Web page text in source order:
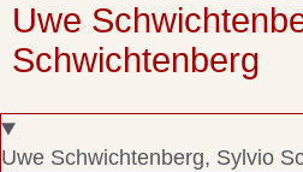
Uwe
Schwichtenberg
Uwe Schwichtenberg, Sylvio